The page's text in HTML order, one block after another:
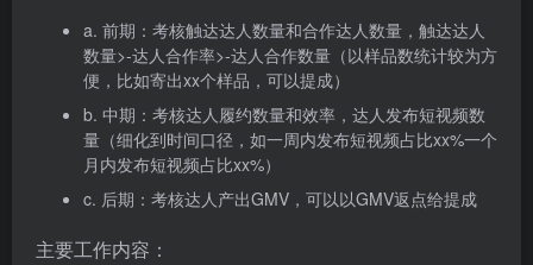
a. 前期：考核触达达人数量和合作达人数量，触达达人
数量>-达人合作率>-达人合作数量（以样品数统计较为方
便，比如寄出xx个样品，可以提成）
b. 中期：考核达人履约数量和效率，达人发布短视频数
量（细化到时间口径，如一周内发布短视频占比xx%一个
月内发布短视频占比xx%）
c. 后期：考核达人产出GMV，可以以GMV返点给提成
主要工作内容：